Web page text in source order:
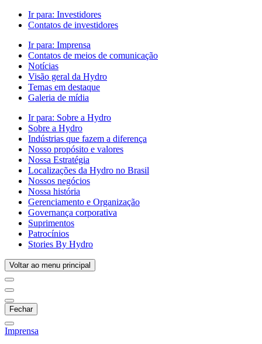
Ir para: Investidores
Contatos de investidores
Ir para: Imprensa
Contatos de meios de comunicação
Notícias
Visão geral da Hydro
Temas em destaque
Galeria de mídia
Ir para: Sobre a Hydro
Sobre a Hydro
Indústrias que fazem a diferença
Nosso propósito e valores
Nossa Estratégia
Localizações da Hydro no Brasil
Nossos negócios
Nossa história
Gerenciamento e Organização
Governança corporativa
Suprimentos
Patrocínios
Stories By Hydro
Voltar ao menu principal
Fechar
Imprensa